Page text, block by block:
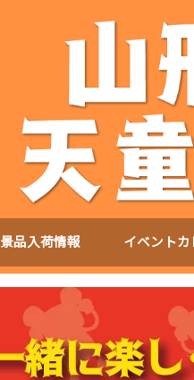
景品入荷情報 イベントカ